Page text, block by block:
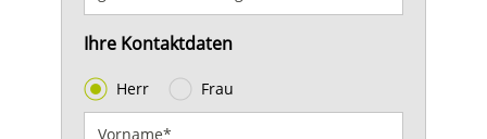
Ihre Kontaktdaten
Herr Frau